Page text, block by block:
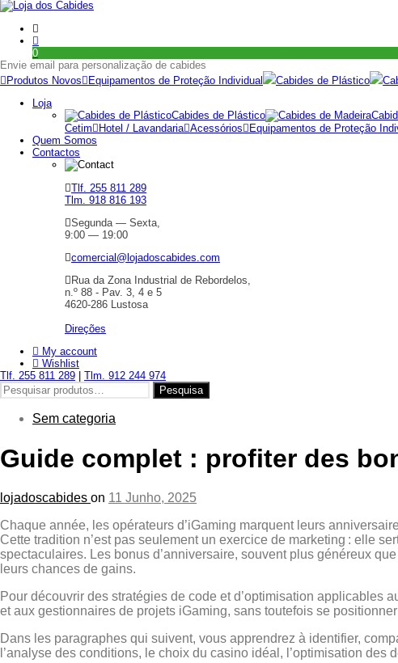
0
Envie email para personalização de cabides
Produtos Novos
Equipamentos de Proteção Individual Cabides de Plástico
Loja
Cabides de Plástico
Cetim
Hotel / Lavandaria Acessórios
Equipamentos de Proteção
Quem Somos
Contactos
Tlf. 255 811 289
Tlm. 918 816 193
Segunda — Sexta,
9:00 — 19:00
comercial@lojadoscabides.com
Rua da Zona Industrial de Rebordelos,
n.º 88 - Pav. 3, 4 e 5
4620-286 Lustosa
Direções
My account
Wishlist
Tlf. 255 811 289
Tlm. 912 244 974
Pesquisar
por:
Pesquisa
Sem categoria
Guide complet : profiter des
lojadoscabides on 11 Junho, 2025
Chaque année, les opérateurs d’iGaming marquent leurs
Cette tradition n’est pas seulement un exercice de marketing : elle
spectaculaires. Les bonus d’anniversaire, souvent plus généreux
leurs chances de gains.
Pour découvrir des stratégies de code et d’optimisation applicables
et aux gestionnaires de projets iGaming, sans toutefois se
Dans les paragraphes qui suivent, vous apprendrez à identifier,
l’analyse des conditions, le choix du casino idéal, l’optimisation